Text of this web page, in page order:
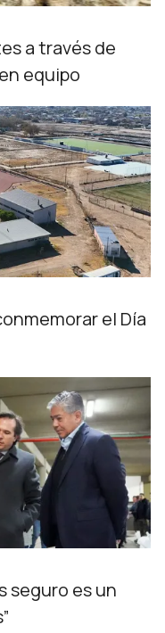
a través de
equipo
el Día
seguro es un